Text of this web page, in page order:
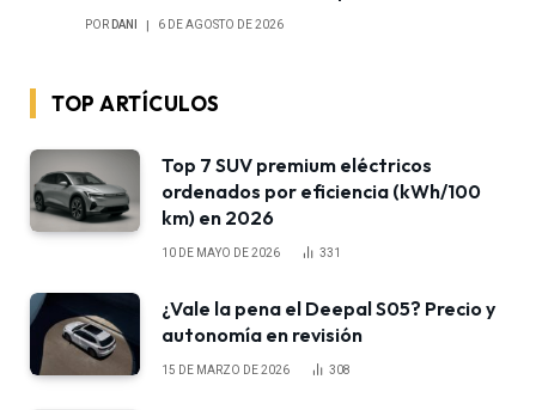
POR DANI 6 DE AGOSTO DE 2026
TOP ARTÍCULOS
Top 7 SUV premium eléctricos
ordenados por eficiencia (kWh/100
km) en 2026
10 DE MAYO DE 2026 331
¿Vale la pena el Deepal S05? Precio y
autonomía en revisión
15 DE MARZO DE 2026 308